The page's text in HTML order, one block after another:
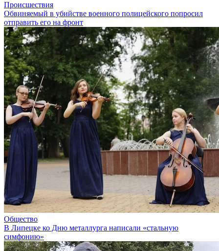
Происшествия
Обвиняемый в убийстве военного полицейского попросил
отправить его на фронт
Общество
В Липецке ко Дню металлурга написали «стальную
симфонию»